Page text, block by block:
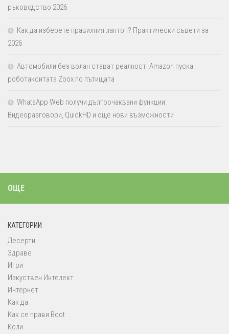
ръководство 2026
Как да изберете правилния лаптоп? Практически съвети за
2026
Автомобили без волан стават реалност: Amazon пуска
роботакситата Zoox по пътищата
WhatsApp Web получи дългоочаквани функции:
Видеоразговори, QuickHD и още нови възможности
ОЩЕ
КАТЕГОРИИ
Десерти
Здраве
Игри
Изкуствен Интелект
Интернет
Как да
Как се прави Boot
Коли